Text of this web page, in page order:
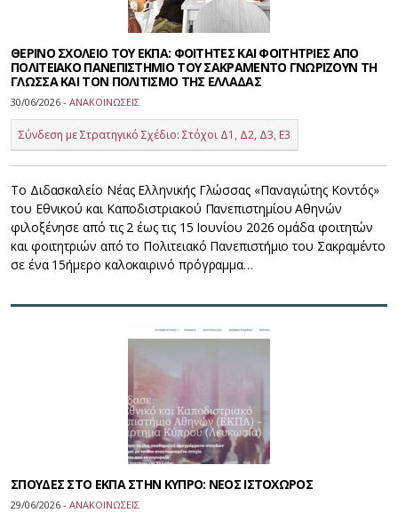
ΘΕΡΙΝΟ ΣΧΟΛΕΙΟ ΤΟΥ ΕΚΠΑ: ΦΟΙΤΗΤΕΣ ΚΑΙ ΦΟΙΤΗΤΡΙΕΣ ΑΠΟ
ΠΟΛΙΤΕΙΑΚΟ ΠΑΝΕΠΙΣΤΗΜΙΟ ΤΟΥ ΣΑΚΡΑΜΕΝΤΟ ΓΝΩΡΙΖΟΥΝ ΤΗ
ΓΛΩΣΣΑ ΚΑΙ ΤΟΝ ΠΟΛΙΤΙΣΜΟ ΤΗΣ ΕΛΛΑΔΑΣ
30/06/2026 - ΑΝΑΚΟΙΝΩΣΕΙΣ
Σύνδεση με Στρατηγικό Σχέδιο: Στόχοι Δ1, Δ2, Δ3, Ε3
Το Διδασκαλείο Νέας Ελληνικής Γλώσσας «Παναγιώτης Κοντός»
του Εθνικού και Καποδιστριακού Πανεπιστημίου Αθηνών
φιλοξένησε από τις 2 έως τις 15 Ιουνίου 2026 ομάδα φοιτητών
και φοιτητριών από το Πολιτειακό Πανεπιστήμιο του Σακραμέντο
σε ένα 15ήμερο καλοκαιρινό πρόγραμμα…
ΣΠΟΥΔΕΣ ΣΤΟ ΕΚΠΑ ΣΤΗΝ ΚΥΠΡΟ: ΝΕΟΣ ΙΣΤΟΧΩΡΟΣ
29/06/2026 - ΑΝΑΚΟΙΝΩΣΕΙΣ